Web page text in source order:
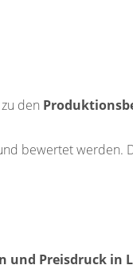
den
bewertet werden.
und Preisdruck in